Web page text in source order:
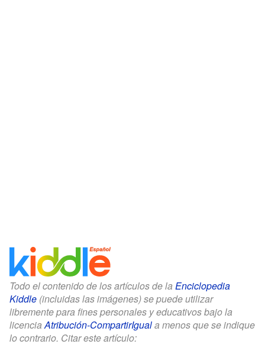
Todo el contenido de los artículos de la Enciclopedia
Kiddle (incluidas las imágenes) se puede utilizar
libremente para fines personales y educativos bajo la
licenciaAtribución-CompartirIguala menos que se indique
lo contrario. Citar este artículo: